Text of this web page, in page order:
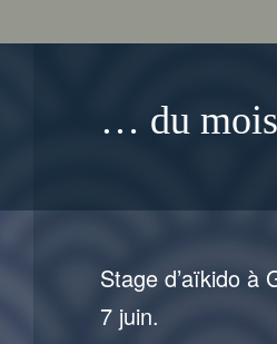
Stage d’aïkido à
7 juin.
… du